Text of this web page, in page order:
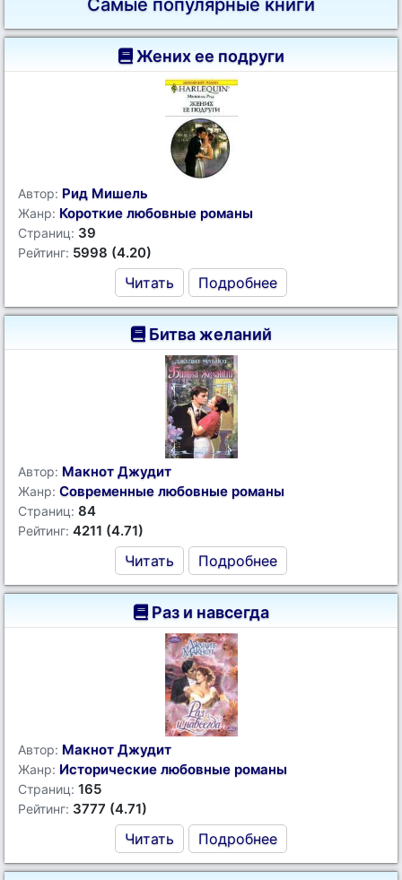
Самые популярные книги
Жених ее подруги
Автор: Рид Мишель
Жанр: Короткие любовные романы
Страниц: 39
Рейтинг: 5998 (4.20)
Читать Подробнее
Битва желаний
Автор: Макнот Джудит
Жанр: Современные любовные романы
Страниц: 84
Рейтинг: 4211 (4.71)
Читать Подробнее
Раз и навсегда
Автор: Макнот Джудит
Жанр: Исторические любовные романы
Страниц: 165
Рейтинг: 3777 (4.71)
Читать Подробнее